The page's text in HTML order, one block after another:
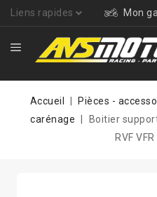
Liens rapides Mon
Accueil Pièces -
carénage
Boitier
RVF